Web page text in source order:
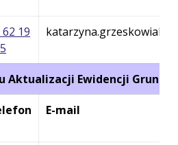
19
Aktualizacji Ewidencji
E-mail